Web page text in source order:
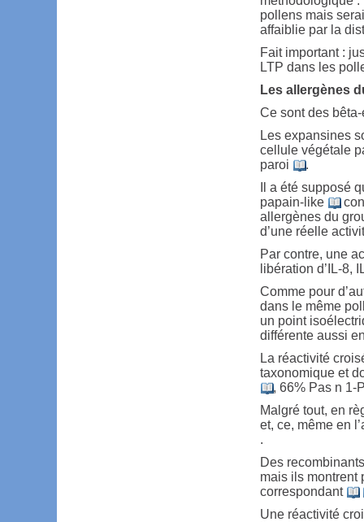
pollens mais
affaiblie par la
Fait important :
LTP dans les
Les allergènes
Ce sont des
Les expansines
cellule végétale
paroi
.
Il a été supposé
papain-like
allergènes du
d’une réelle
Par contre, une
libération d’IL-8,
Comme pour
dans le même
un point
différente aussi
La réactivité
taxonomique et
, 66% Pas n 1-
Malgré tout, en
et, ce, même en
.
Des
mais ils montrent
correspondant
Une réactivité